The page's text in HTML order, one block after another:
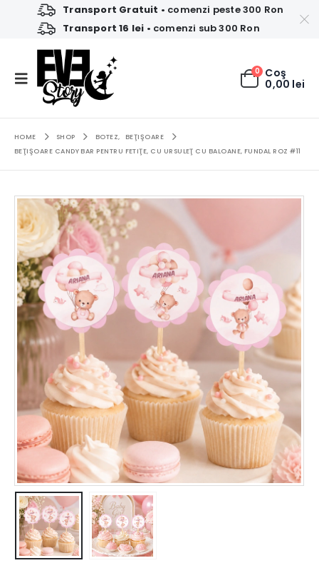
Transport Gratuit • comenzi peste 300 Ron
Transport 16 lei • comenzi sub 300 Ron
0 Coş
0,00 lei
HOME SHOP BOTEZ,
BEŢIŞOARE
BEŢIŞOARE CANDY BAR PENTRU FETIŢE, CU URSULEŢ CU BALOANE, FUNDAL ROZ #11